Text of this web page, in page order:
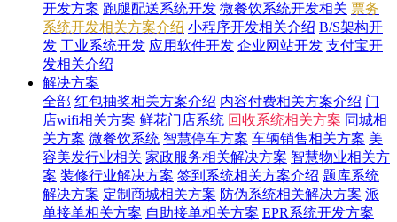
开发方案 跑腿配送系统开发 微餐饮系统开发相关 票务
系统开发相关方案介绍 小程序开发相关介绍 B/S架构开
发 工业系统开发 应用软件开发 企业网站开发 支付宝开
发相关介绍
解决方案
全部 红包抽奖相关方案介绍 内容付费相关方案介绍 门
店wifi相关方案 鲜花门店系统 回收系统相关方案 同城相
关方案 微餐饮系统 智慧停车方案 车辆销售相关方案 美
容美发行业相关 家政服务相关解决方案 智慧物业相关方
案 装修行业解决方案 签到系统相关方案介绍 题库系统
解决方案 定制商城相关方案 防伪系统相关解决方案 派
单接单相关方案 自助接单相关方案 EPR系统开发方案